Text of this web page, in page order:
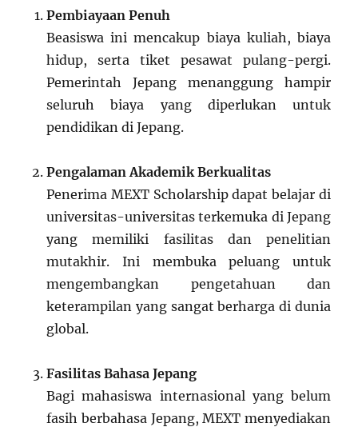
Pembiayaan Penuh
Beasiswa ini mencakup biaya kuliah, biaya
hidup, serta tiket pesawat pulang-pergi.
Pemerintah Jepang menanggung hampir
seluruh biaya yang diperlukan untuk
pendidikan di Jepang.
Pengalaman Akademik Berkualitas
Penerima MEXT Scholarship dapat belajar di
universitas-universitas terkemuka di Jepang
yang memiliki fasilitas dan penelitian
mutakhir. Ini membuka peluang untuk
mengembangkan pengetahuan dan
keterampilan yang sangat berharga di dunia
global.
Fasilitas Bahasa Jepang
Bagi mahasiswa internasional yang belum
fasih berbahasa Jepang, MEXT menyediakan